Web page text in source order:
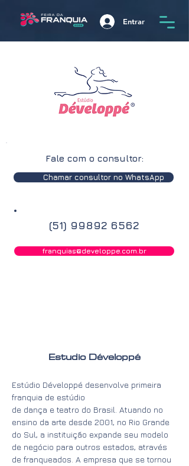
Entrar
Fale com o consultor:
Chamar consultor no WhatsApp
(51) 99892 6562
franquias@developpe.com.br
Estudio Développé
Estúdio Développé desenvolve primeira
franquia de estúdio
de dança e teatro do Brasil. Atuando no
ensino da arte desde 2001, no Rio Grande
do Sul, a instituição expande seu modelo
de negócio para outros estados, através
de franqueados. A empresa que se tornou